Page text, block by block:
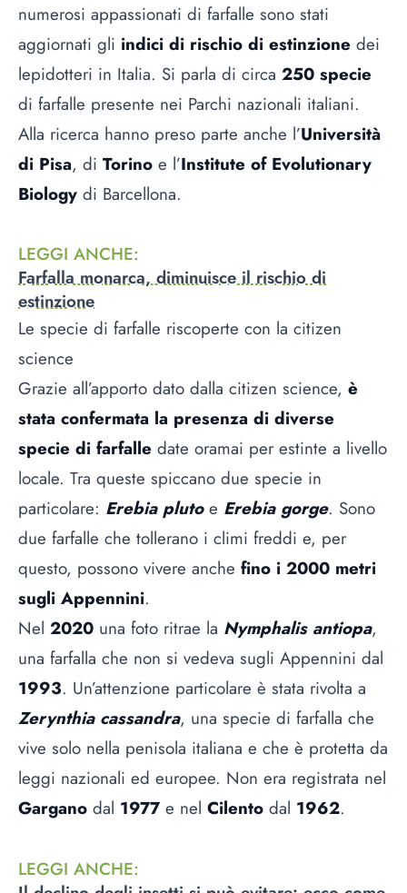
numerosi appassionati di farfalle sono stati
aggiornati gli indici di rischio di estinzione dei
lepidotteri in Italia. Si parla di circa 250 specie
di farfalle presente nei Parchi nazionali italiani.
Alla ricerca hanno preso parte anche l’Università
di Pisa, di Torino e l’Institute of Evolutionary
Biology di Barcellona.
LEGGI ANCHE:
Farfalla monarca, diminuisce il rischio di
estinzione
Le specie di farfalle riscoperte con la citizen
science
Grazie all’apporto dato dalla citizen science, è
stata confermata la presenza di diverse
specie di farfalle date oramai per estinte a livello
locale. Tra queste spiccano due specie in
particolare: Erebia plutoe Erebia gorge. Sono
due farfalle che tollerano i climi freddi e, per
questo, possono vivere anche fino i 2000 metri
sugli Appennini.
Nel 2020 una foto ritrae la Nymphalis antiopa,
una farfalla che non si vedeva sugli Appennini dal
1993. Un’attenzione particolare è stata rivolta a
Zerynthia cassandra, una specie di farfalla che
vive solo nella penisola italiana e che è protetta da
leggi nazionali ed europee. Non era registrata nel
Gargano dal 1977 e nel Cilento dal 1962.
LEGGI ANCHE: